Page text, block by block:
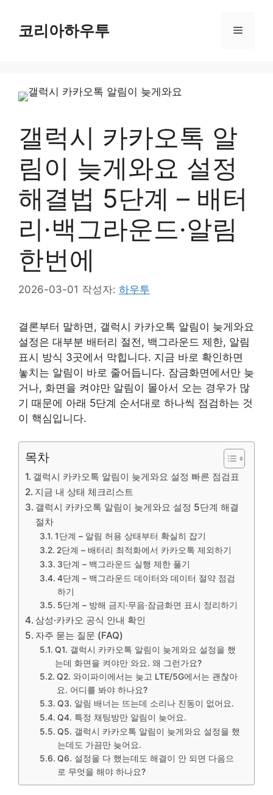
코리아하우투 메
갤럭시 카카오톡 알
림이 늦게와요 설정
해결법 5단계 – 배터
리·백그라운드·알림
한번에
2026-03-01 작성자: 하우투
결론부터 말하면, 갤럭시 카카오톡 알림이 늦게와요
설정은 대부분 배터리 절전, 백그라운드 제한, 알림
표시 방식 3곳에서 막힙니다. 지금 바로 확인하면
놓치는 알림이 바로 줄어듭니다. 잠금화면에서만 늦
거나, 화면을 켜야만 알림이 몰아서 오는 경우가 많
기 때문에 아래 5단계 순서대로 하나씩 점검하는 것
이 핵심입니다.
목차
갤럭시 카카오톡 알림이 늦게와요 설정 빠른 점검표
지금 내 상태 체크리스트
갤럭시 카카오톡 알림이 늦게와요 설정 5단계 해결
절차
1단계 – 알림 허용 상태부터 확실히 잡기
2단계 – 배터리 최적화에서 카카오톡 제외하기
3단계 – 백그라운드 실행 제한 풀기
4단계 – 백그라운드 데이터와 데이터 절약 점검
하기
5단계 – 방해 금지·무음·잠금화면 표시 정리하기
삼성·카카오 공식 안내 확인
자주 묻는 질문 (FAQ)
Q1. 갤럭시 카카오톡 알림이 늦게와요 설정을 했
는데 화면을 켜야만 와요. 왜 그런가요?
Q2. 와이파이에서는 늦고 LTE/5G에서는 괜찮아
요. 어디를 봐야 하나요?
Q3. 알림 배너는 뜨는데 소리나 진동이 없어요.
Q4. 특정 채팅방만 알림이 늦어요.
Q5. 갤럭시 카카오톡 알림이 늦게와요 설정을 했
는데도 가끔만 늦어요.
Q6. 설정을 다 했는데도 해결이 안 되면 다음으
로 무엇을 해야 하나요?